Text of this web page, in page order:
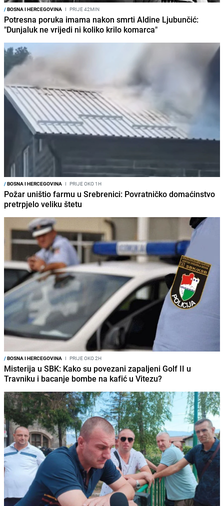
/BOSNA I HERCEGOVINA I PRIJE 42MIN
Potresna poruka imama nakon smrti Aldine Ljubunčić:
"Dunjaluk ne vrijedi ni koliko krilo komarca"
/BOSNA I HERCEGOVINA I PRIJE OKO 1H
Požar uništio farmu u Srebrenici: Povratničko domaćinstvo
pretrpjelo veliku štetu
/BOSNA I HERCEGOVINA I PRIJE OKO 2H
Misterija u SBK: Kako su povezani zapaljeni Golf II u
Travniku i bacanje bombe na kafić u Vitezu?